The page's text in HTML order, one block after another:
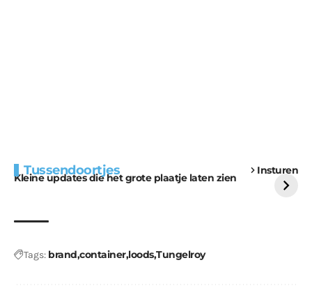
Tussendoortjes Insturen
Kleine updates die het grote plaatje laten zien
voor kabouters
uitdaging
Tags: brand containerloodsTungelroy